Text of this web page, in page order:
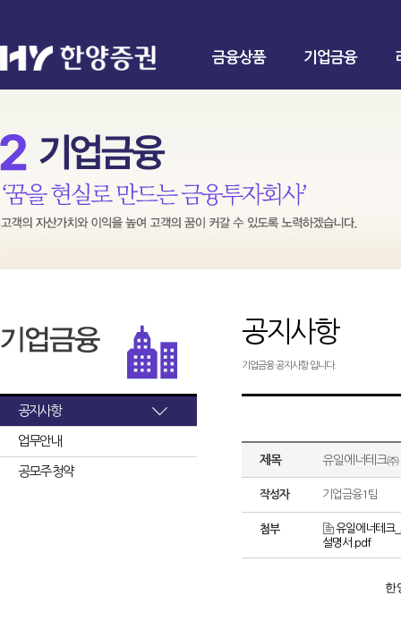
금융상품 기업금융
공지사항
업무안내
공모주 청약
공지사항
기업금융 공지사항 입니다.
제목 유일에너테크㈜
작성자 기업금융1팀
첨부
유일에너테크
설명서.pdf
한